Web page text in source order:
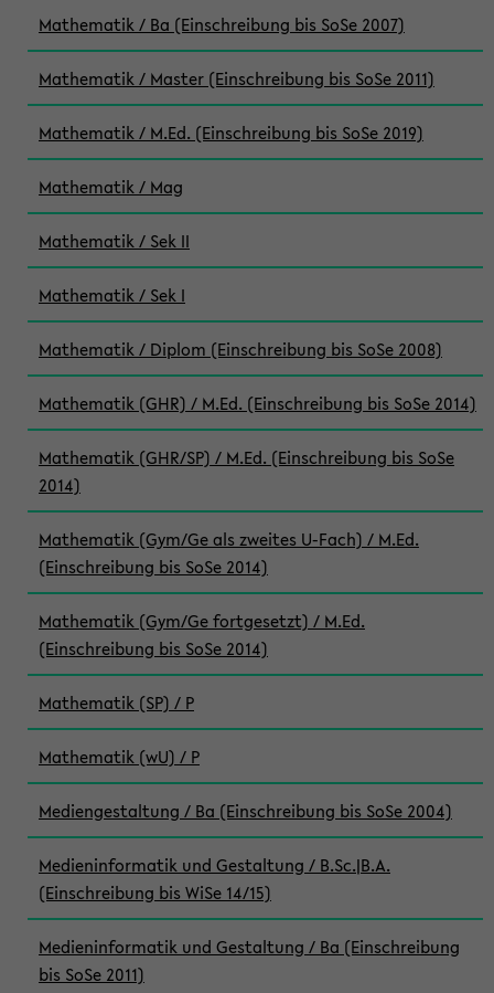
Mathematik / Ba (Einschreibung bis SoSe 2007)
Mathematik / Master (Einschreibung bis SoSe 2011)
Mathematik / M.Ed. (Einschreibung bis SoSe 2019)
Mathematik / Mag
Mathematik / Sek II
Mathematik / Sek I
Mathematik / Diplom (Einschreibung bis SoSe 2008)
Mathematik (GHR) / M.Ed. (Einschreibung bis SoSe 2014)
Mathematik (GHR/SP) / M.Ed. (Einschreibung bis SoSe
2014)
Mathematik (Gym/Ge als zweites U-Fach) / M.Ed.
(Einschreibung bis SoSe 2014)
Mathematik (Gym/Ge fortgesetzt) / M.Ed.
(Einschreibung bis SoSe 2014)
Mathematik (SP) / P
Mathematik (wU) / P
Mediengestaltung / Ba (Einschreibung bis SoSe 2004)
Medieninformatik und Gestaltung / B.Sc.|B.A.
(Einschreibung bis WiSe 14/15)
Medieninformatik und Gestaltung / Ba (Einschreibung
bis SoSe 2011)